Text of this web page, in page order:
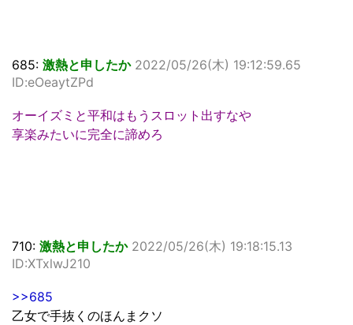
685: 激熱と申したか 2022/05/26(木) 19:12:59.65
ID:eOeaytZPd
オーイズミと平和はもうスロット出すなや
享楽みたいに完全に諦めろ
710: 激熱と申したか 2022/05/26(木) 19:18:15.13
ID:XTxlwJ210
>>685
乙女で手抜くのほんまクソ